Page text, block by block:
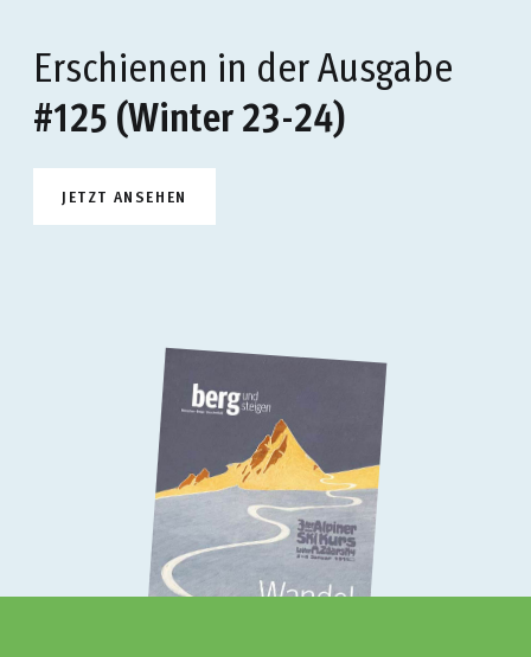
Erschienen in der Ausgabe
#125 (Winter 23-24)
JETZT ANSEHEN